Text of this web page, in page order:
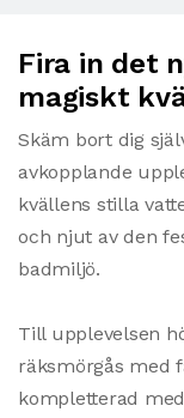
Fira in det
magiskt
Skäm bort dig
avkopplande
kvällens stilla
och njut av den
badmiljö.
Till upplevelsen
räksmörgås med
kompletterad